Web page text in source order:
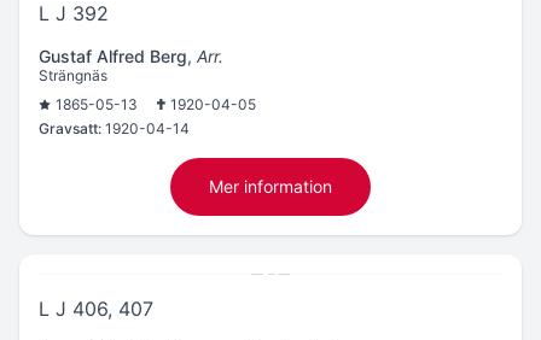
L J 392
Gustaf Alfred Berg, Arr.
Strängnäs
1865-05-13
1920-04-05
Gravsatt: 1920-04-14
Mer information
L J 406, 407